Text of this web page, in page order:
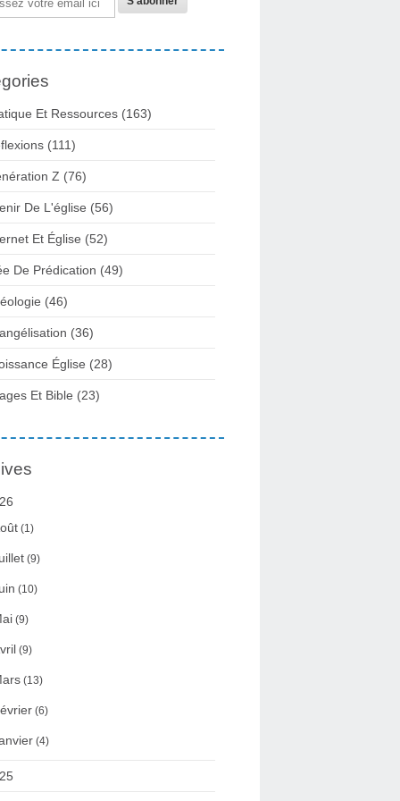
Et Ressources (163)
(111)
Z (76)
De L'église (56)
Et Église (52)
De Prédication (49)
(46)
(36)
Église (28)
Et Bible (23)
(1)
(9)
(10)
(9)
(9)
(13)
(6)
(4)